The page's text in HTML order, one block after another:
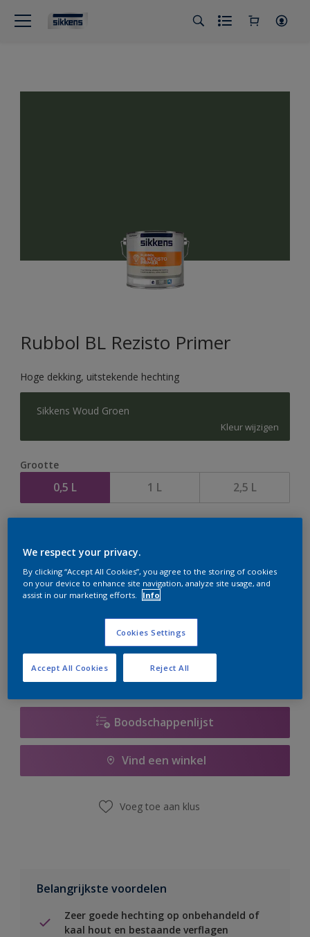
Rubbol BL Rezisto Primer
Hoge dekking, uitstekende hechting
Sikkens Woud Groen
Kleur wijzigen
Grootte
0,5 L 1 L 2,5 L
Op dit moment is het niet mogelijk dit product online
te bestellen. Houd de website in de gaten, we werken
er hard aan om de voorraad aan te vullen.
Boodschappenlijst
Vind een winkel
Voeg toe aan klus
Belangrijkste voordelen
Zeer goede hechting op onbehandeld of
kaal hout en bestaande verflagen
We respect your privacy.
By clicking “Accept All Cookies”, you agree to the storing of cookies
on your device to enhance site navigation, analyze site usage, and
assist in our marketing efforts.
Info
Cookies Settings
Reject All
Accept All Cookies